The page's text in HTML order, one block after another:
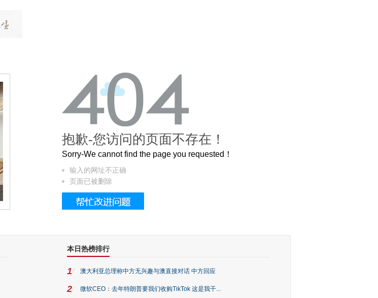
被列入佛家七宝的它到底有多美？
抱歉-您访问的页面不存在！
Sorry-We cannot find the page you requested！
输入的网址不正确
页面已被删除
本日热榜排行
1 澳大利亚总理称中方无兴趣与澳直接对话 中方回应
2 微软CEO：去年特朗普要我们收购TikTok 这是我干...